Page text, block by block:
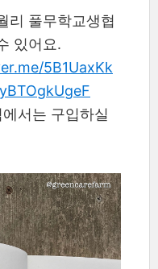
리 풀무학교생협
있어요.
5B1UaxKk
서는 구입하실